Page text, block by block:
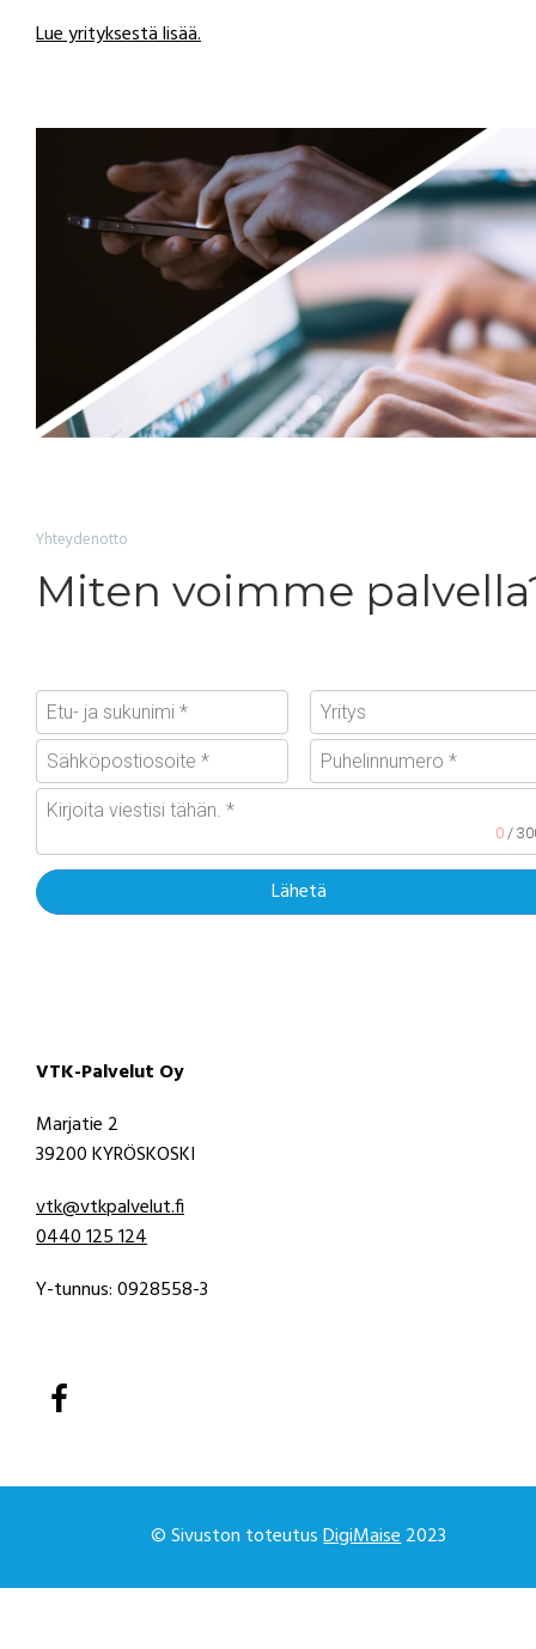
Lue yrityksestä lisää.
Yhteydenotto
Miten voimme
0 /
Lähetä
VTK-Palvelut Oy
Marjatie 2
39200 KYRÖSKOSKI
vtk@vtkpalvelut.fi
0440 125 124
Y-tunnus: 0928558-3
© Sivuston toteutusDigiMaise2023